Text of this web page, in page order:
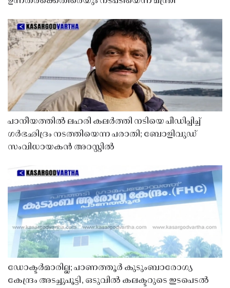
പാനീയത്തിൽ ലഹരി കലർത്തി നടിയെ പീഡിപ്പിച്ച്
ഗർഭഛിദ്രം നടത്തിയെന്ന പരാതി; ബോളിവുഡ്
സംവിധായകൻ അറസ്റ്റിൽ
ഡോക്ടർമാരില്ല; പാണത്തൂർ കുടുംബാരോഗ്യ
കേന്ദ്രം അടച്ചുപൂട്ടി, ഒടുവിൽ കലക്ടറുടെ ഇടപെടൽ